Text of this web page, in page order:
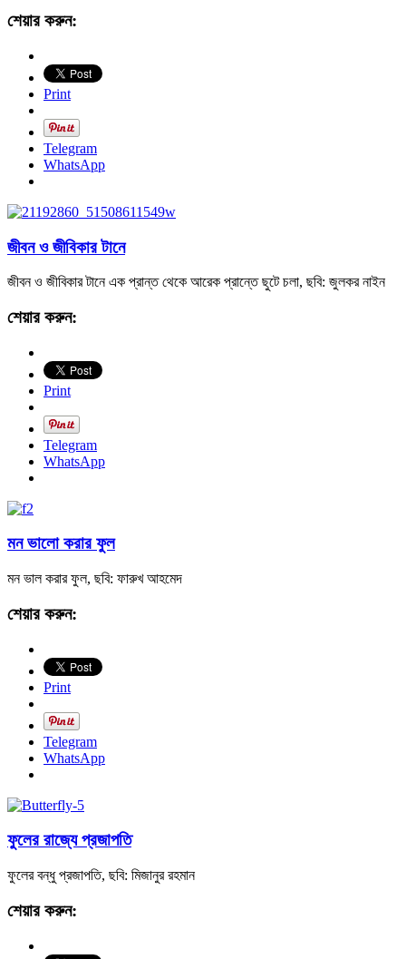
শেয়ার করুন:
Print
Telegram
WhatsApp
জীবন ও জীবিকার টানে
জীবন ও জীবিকার টানে এক প্রান্ত থেকে আরেক প্রান্তে ছুটে চলা, ছবি: জুলকর নাইন
শেয়ার করুন:
Print
Telegram
WhatsApp
মন ভালো করার ফুল
মন ভাল করার ফুল, ছবি: ফারুখ আহমেদ
শেয়ার করুন:
Print
Telegram
WhatsApp
ফুলের রাজ্যে প্রজাপতি
ফুলের বন্ধু প্রজাপতি, ছবি: মিজানুর রহমান
শেয়ার করুন: